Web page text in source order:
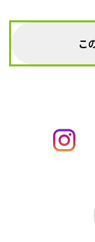
こ